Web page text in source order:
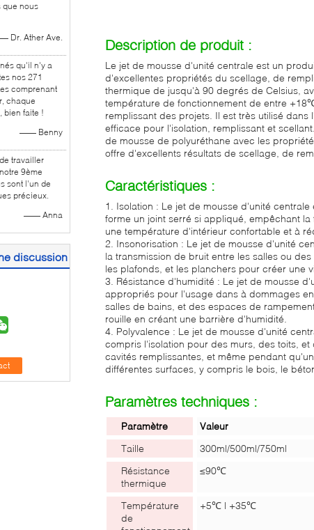
que nous
Dr. Ather Ave.
qu'il n'y a
nos 271
comprenant
chaque
bien faite !
—— Benny
travailler
9ème
sont l'un de
précieux.
—— Anna
discussion
Description de produit :
Le jet de mousse d'unité centrale est un
d'excellentes propriétés du scellage, de
thermique de jusqu'à 90 degrés de Celsius,
température de fonctionnement de entre
remplissant des projets. Il est très utilisé
efficace pour l'isolation, remplissant et
de mousse de polyuréthane avec les
offre d'excellents résultats de scellage, de
Caractéristiques :
1. Isolation : Le jet de mousse d'unité
forme un joint serré si appliqué, empêchant
une température d'intérieur confortable et à
2. Insonorisation : Le jet de mousse d'unité
la transmission de bruit entre les salles ou
les plafonds, et les planchers pour créer une
3. Résistance d'humidité : Le jet de mousse
appropriés pour l'usage dans à dommages
salles de bains, et des espaces de
rouille en créant une barrière d'humidité.
4. Polyvalence : Le jet de mousse d'unité
compris l'isolation pour des murs, des toits,
cavités remplissantes, et même pendant
différentes surfaces, y compris le bois, le
Paramètres techniques :
Paramètre
Valeur
Taille
300ml/500ml/750ml
Résistance
thermique
≤90℃
Température
de
+5℃ | +35℃